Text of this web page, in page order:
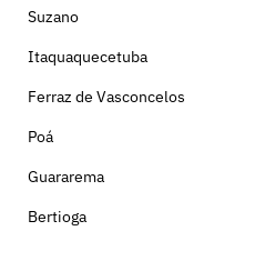
Suzano
Itaquaquecetuba
Ferraz de Vasconcelos
Poá
Guararema
Bertioga